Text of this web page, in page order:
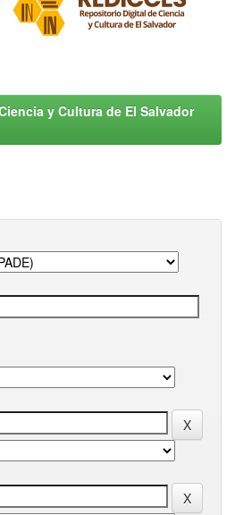
y Cultura de El Salvador